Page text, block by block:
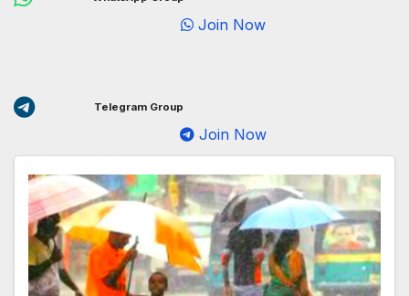
Join Now
Telegram Group
Join Now